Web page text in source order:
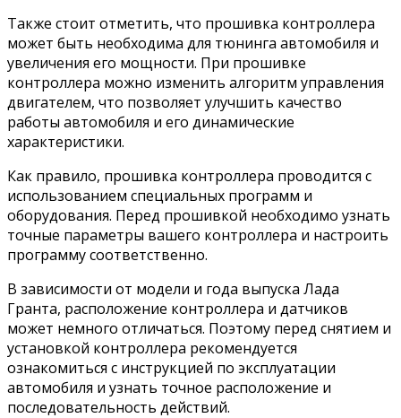
Также стоит отметить, что прошивка контроллера
может быть необходима для тюнинга автомобиля и
увеличения его мощности. При прошивке
контроллера можно изменить алгоритм управления
двигателем, что позволяет улучшить качество
работы автомобиля и его динамические
характеристики.
Как правило, прошивка контроллера проводится с
использованием специальных программ и
оборудования. Перед прошивкой необходимо узнать
точные параметры вашего контроллера и настроить
программу соответственно.
В зависимости от модели и года выпуска Лада
Гранта, расположение контроллера и датчиков
может немного отличаться. Поэтому перед снятием и
установкой контроллера рекомендуется
ознакомиться с инструкцией по эксплуатации
автомобиля и узнать точное расположение и
последовательность действий.